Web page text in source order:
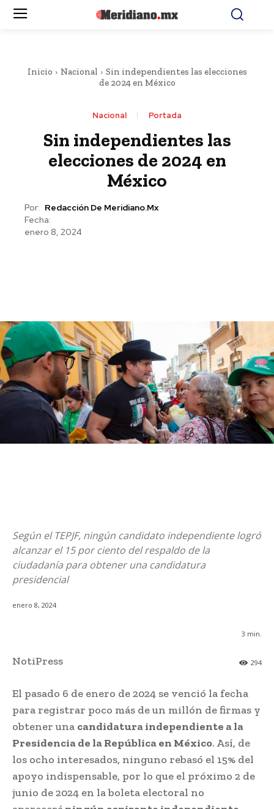
Inicio Nacional
Sin independientes las elecciones
de 2024 en México
Nacional Portada
Sin independientes las
elecciones de 2024 en
México
Por: Redacción De Meridiano.mx
Fecha:
enero 8, 2024
Según el TEPJF, ningún candidato independiente logró
alcanzar el 15 por ciento del respaldo de la
ciudadanía para obtener una candidatura
presidencial
enero 8, 2024
3 min.
294
NotiPress
El pasado 6 de enero de 2024 se venció la fecha
para registrar poco más de un millón de firmas y
obtener una candidatura independiente a la
Presidencia de la República en México. Así, de
los ocho interesados, ninguno rebasó el 15% del
apoyo indispensable, por lo que el próximo 2 de
junio de 2024 en la boleta electoral no